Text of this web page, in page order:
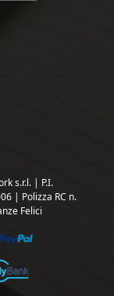
s.r.l. | P.I.
| Polizza RC n.
Felici